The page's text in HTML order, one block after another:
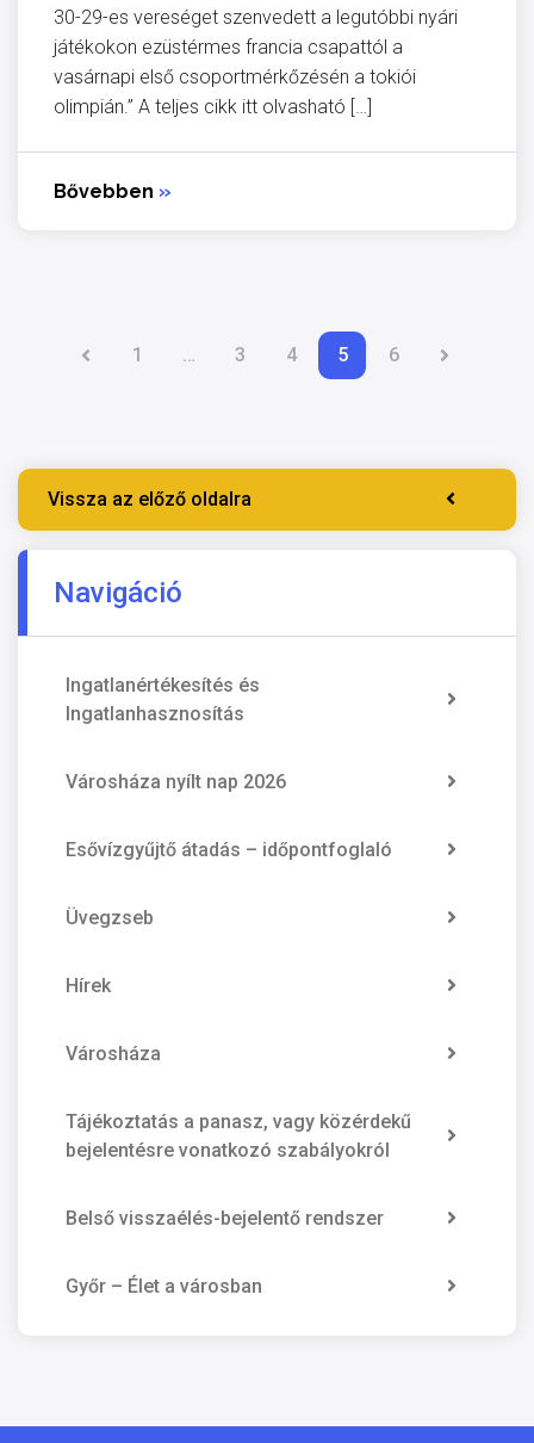
30-29-es vereséget szenvedett a legutóbbi nyári
játékokon ezüstérmes francia csapattól a
vasárnapi első csoportmérkőzésén a tokiói
olimpián.” A teljes cikk itt olvasható […]
Bővebben »
1 … 3 4 5 6
Vissza az előző oldalra
Navigáció
Ingatlanértékesítés és
Ingatlanhasznosítás
Városháza nyílt nap 2026
Esővízgyűjtő átadás – időpontfoglaló
Üvegzseb
Hírek
Városháza
Tájékoztatás a panasz, vagy közérdekű
bejelentésre vonatkozó szabályokról
Belső visszaélés-bejelentő rendszer
Győr – Élet a városban